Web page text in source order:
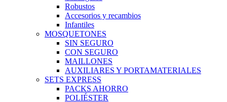
Robustos
Accesorios y recambios
Infantiles
MOSQUETONES
SIN SEGURO
CON SEGURO
MAILLONES
AUXILIARES Y PORTAMATERIALES
SETS EXPRESS
PACKS AHORRO
POLIÉSTER